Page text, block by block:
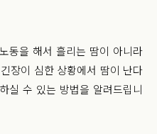
동을 해서 흘리는 땀이 아니라
장이 심한 상황에서 땀이 난다
실 수 있는 방법을 알려드립니